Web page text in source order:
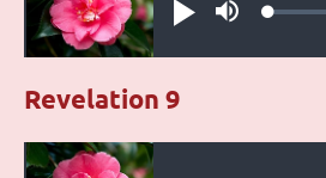
Play Mute
Audio file
Revelation 9